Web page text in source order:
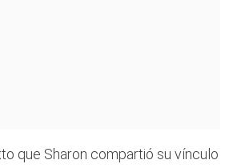
que Sharon compartió su vínculo